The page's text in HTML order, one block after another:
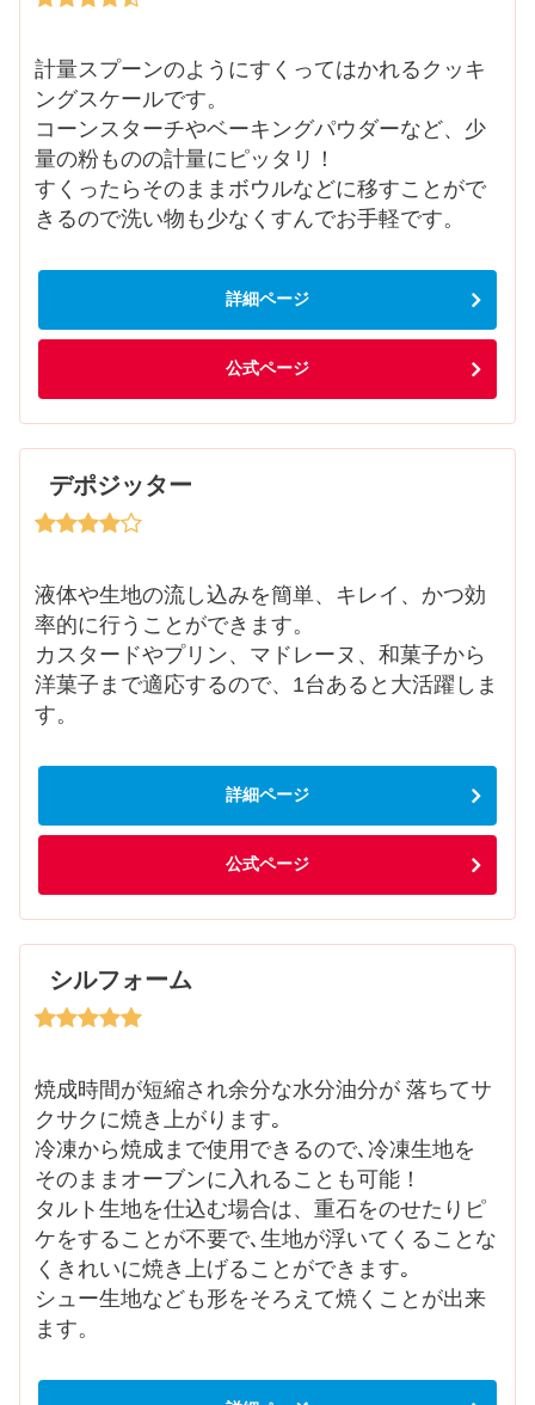
計量スプーンのようにすくってはかれるクッキ
ングスケールです。
コーンスターチやベーキングパウダーなど、少
量の粉ものの計量にピッタリ！
すくったらそのままボウルなどに移すことがで
きるので洗い物も少なくすんでお手軽です。
詳細ページ
公式ページ
デポジッター
液体や生地の流し込みを簡単、キレイ、かつ効
率的に行うことができます。
カスタードやプリン、マドレーヌ、和菓子から
洋菓子まで適応するので、1台あると大活躍しま
す。
詳細ページ
公式ページ
シルフォーム
焼成時間が短縮され余分な水分油分が 落ちてサ
クサクに焼き上がります｡
冷凍から焼成まで使用できるので､冷凍生地を
そのままオーブンに入れることも可能！
タルト生地を仕込む場合は、重石をのせたりピ
ケをすることが不要で､生地が浮いてくることな
くきれいに焼き上げることができます｡
シュー生地なども形をそろえて焼くことが出来
ます。